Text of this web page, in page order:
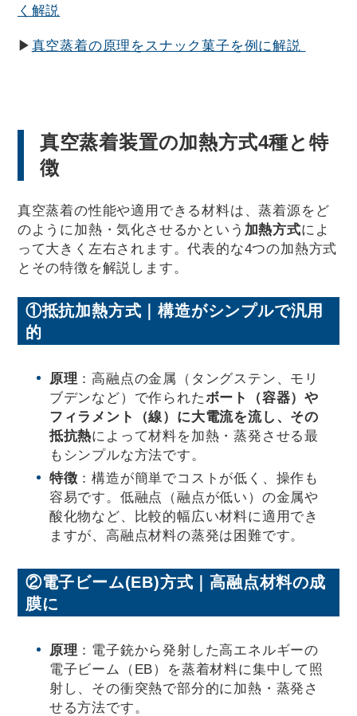
く解説
▶ 真空蒸着の原理をスナック菓子を例に解説
真空蒸着装置の加熱方式4種と特
徴
真空蒸着の性能や適用できる材料は、蒸着源をど
のように加熱・気化させるかという 加熱方式によ
って大きく左右されます。代表的な4つの加熱方式
とその特徴を解説します。
①抵抗加熱方式｜構造がシンプルで汎用
的
原理 ：高融点の金属（タングステン、モリ
ブデンなど）で作られたボート（容器）や
フィラメント（線）に大電流を流し、その
抵抗熱によって材料を加熱・蒸発させる最
もシンプルな方法です。
特徴 ：構造が簡単でコストが低く、操作も
容易です。低融点（融点が低い）の金属や
酸化物など、比較的幅広い材料に適用でき
ますが、高融点材料の蒸発は困難です。
②電子ビーム(EB)方式｜高融点材料の成
膜に
原理 ：電子銃から発射した高エネルギーの
電子ビーム（EB）を蒸着材料に集中して照
射し、その衝突熱で部分的に加熱・蒸発さ
せる方法です。